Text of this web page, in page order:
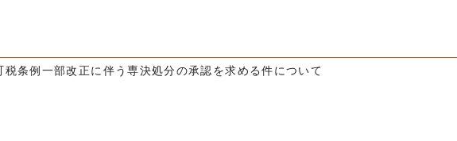
税条例一部改正に伴う専決処分の承認を求める件について